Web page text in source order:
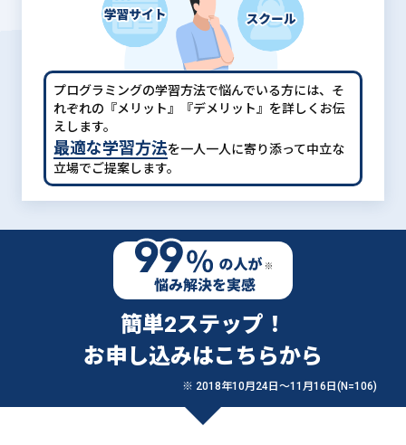
プログラミングの学習方法で悩んでいる方には、 そ
れぞれの『メリット』『デメリット』を詳しくお伝
えします。
最適な学習方法を一人一人に寄り添って中立な
立場でご提案します。
簡単2ステップ！
お申し込みはこちらから
※ 2018年10月24日〜11月16日(N=106)